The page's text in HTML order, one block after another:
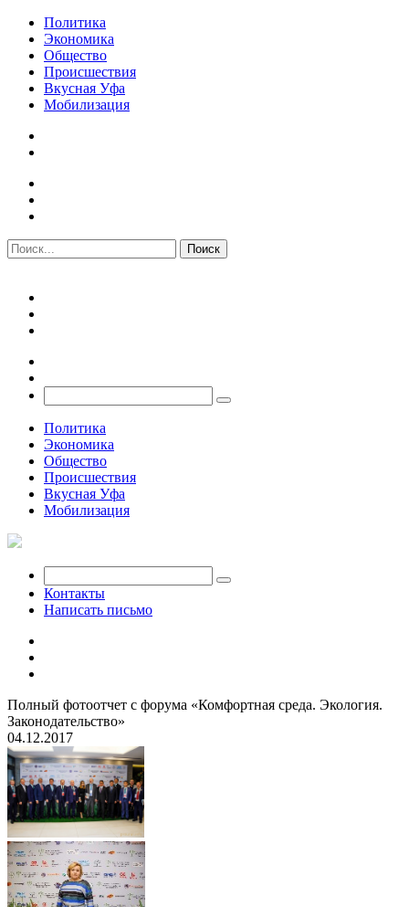
Политика
Экономика
Общество
Происшествия
Вкусная Уфа
Мобилизация
Политика
Экономика
Общество
Происшествия
Вкусная Уфа
Мобилизация
Контакты
Написать письмо
Полный фотоотчет с форума «Комфортная среда. Экология.
Законодательство»
04.12.2017